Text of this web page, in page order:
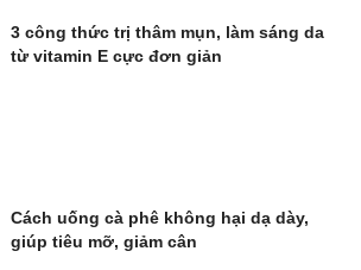
3 công thức trị thâm mụn, làm sáng da
từ vitamin E cực đơn giản
Cách uống cà phê không hại dạ dày,
giúp tiêu mỡ, giảm cân